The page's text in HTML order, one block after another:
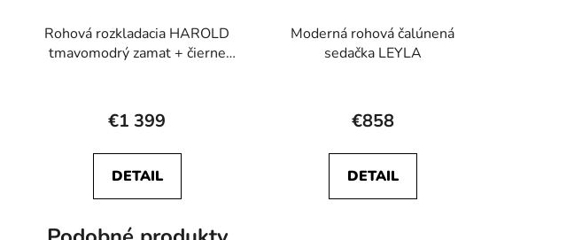
Rohová rozkladacia HAROLD
tmavomodrý zamat + čierne
€1 399
DETAIL
Moderná rohová čalúnená
sedačka LEYLA
€858
DETAIL